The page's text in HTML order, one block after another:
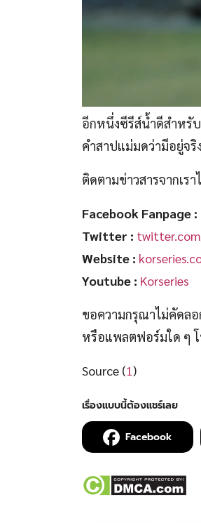
อีกหนึ่งซีรีส์น้ำดีสำหรั
คำสาปแม่มดว่ามีอยู่จริ
ติดตามข่าวสารจากเรา
Facebook Fanpage :
Twitter :
Website :
Youtube : Korseries
ขอความกรุณาไม่คัดล
หรือแพลตฟอร์มใด ๆ
Source (1)
Facebook